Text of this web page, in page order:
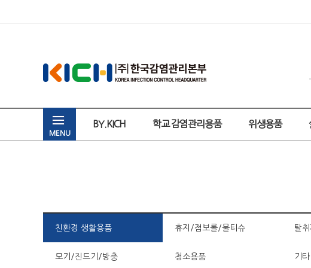
MENU
BY.KICH 학교 감염관리용품 위생용품
친환경 생활용품 휴지/점보롤/물티슈 탈
모기/진드기/방충 청소용품 기타